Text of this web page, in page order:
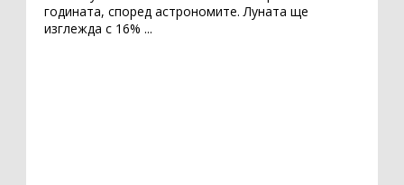
годината, според астрономите. Луната ще
изглежда с 16% ...